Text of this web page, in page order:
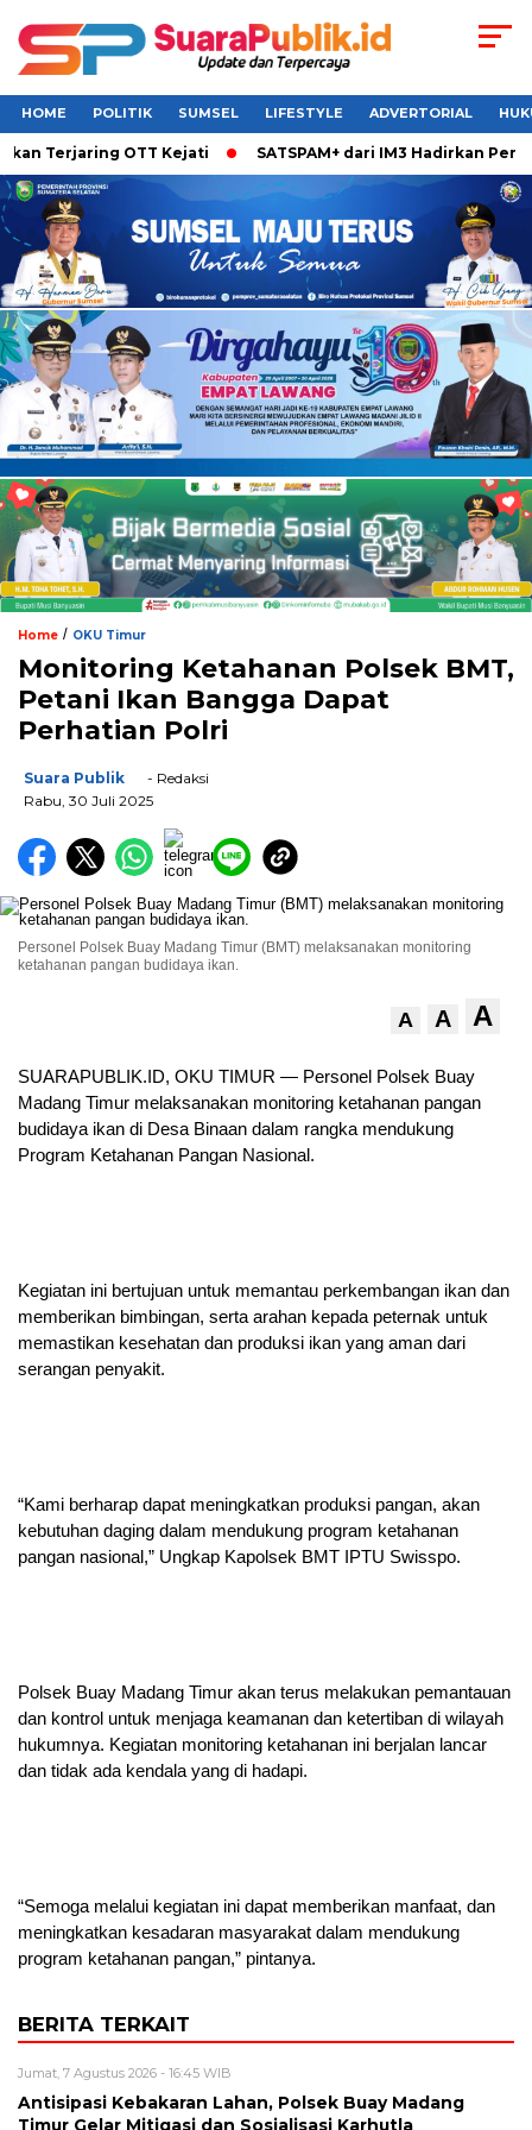
HOME POLITIK SUMSEL LIFESTYLE ADVERTORIAL
Terjaring OTT Kejati SATSPAM+ dari IM3 Hadirkan
Home / OKU Timur
Monitoring Ketahanan Polsek BMT,
Petani Ikan Bangga Dapat
Perhatian Polri
Suara Publik
- Redaksi
Rabu, 30 Juli 2025
Personel Polsek Buay Madang Timur (BMT) melaksanakan monitoring
ketahanan pangan budidaya ikan.
A A A
SUARAPUBLIK.ID, OKU TIMUR — Personel Polsek Buay
Madang Timur melaksanakan monitoring ketahanan pangan
budidaya ikan di Desa Binaan dalam rangka mendukung
Program Ketahanan Pangan Nasional.
Kegiatan ini bertujuan untuk memantau perkembangan ikan dan
memberikan bimbingan, serta arahan kepada peternak untuk
memastikan kesehatan dan produksi ikan yang aman dari
serangan penyakit.
“Kami berharap dapat meningkatkan produksi pangan, akan
kebutuhan daging dalam mendukung program ketahanan
pangan nasional,” Ungkap Kapolsek BMT IPTU Swisspo.
Polsek Buay Madang Timur akan terus melakukan pemantauan
dan kontrol untuk menjaga keamanan dan ketertiban di wilayah
hukumnya. Kegiatan monitoring ketahanan ini berjalan lancar
dan tidak ada kendala yang di hadapi.
“Semoga melalui kegiatan ini dapat memberikan manfaat, dan
meningkatkan kesadaran masyarakat dalam mendukung
program ketahanan pangan,” pintanya.
BERITA TERKAIT
Jumat, 7 Agustus 2026 - 16:45 WIB
Antisipasi Kebakaran Lahan, Polsek Buay Madang
Timur Gelar Mitigasi dan Sosialisasi Karhutla